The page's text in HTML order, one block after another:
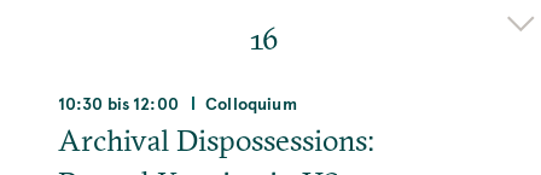
Adresse
Institute for the Study of Knowledge in the
Ancient World, Freie Universität Berlin,
16
10:30 bis 12:00 Colloquium
Archival Dispossessions: